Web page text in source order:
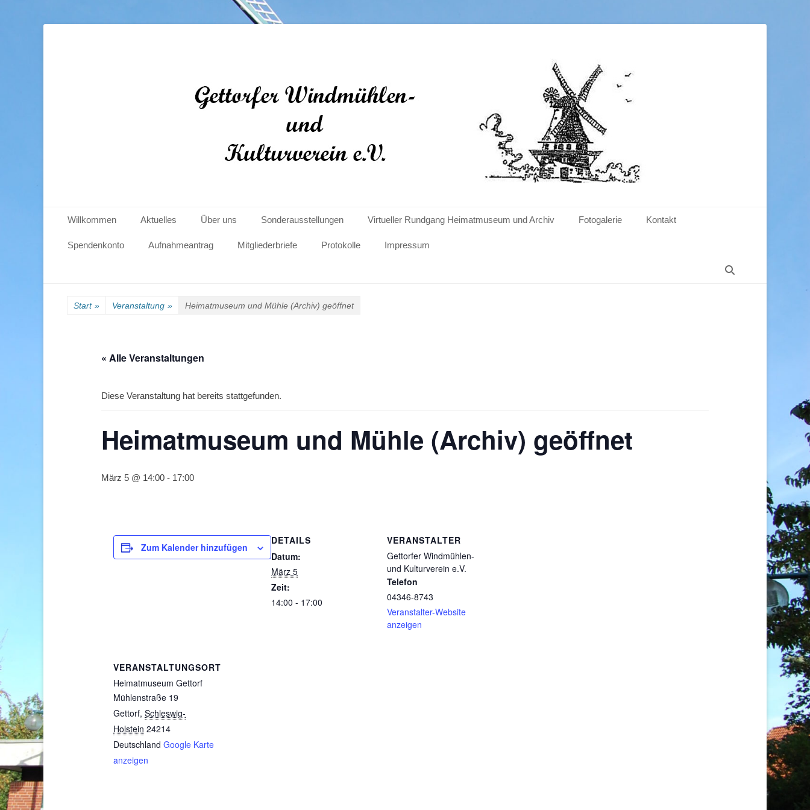
Gettorfer Windmühlen- und Kulturverein e.V.
Primäres Menü
Inhalt
springen
Willkommen Aktuelles Über uns Sonderausstellungen Virtueller Rundgang Heimatmuseum und Archiv Fotogalerie Kontakt
Spendenkonto Aufnahmeantrag Mitgliederbriefe Protokolle
Impressum
Start » Veranstaltung » Heimatmuseum und Mühle (Archiv) geöffnet
« Alle Veranstaltungen
Diese Veranstaltung hat bereits stattgefunden.
Heimatmuseum und Mühle (Archiv) geöffnet
März 5 @ 14:00 - 17:00
Zum Kalender hinzufügen
DETAILS
Datum:
März 5
Zeit:
14:00 - 17:00
VERANSTALTER
Gettorfer Windmühlen-
und Kulturverein e.V.
Telefon
04346-8743
Veranstalter-Website
anzeigen
VERANSTALTUNGSORT
Heimatmuseum Gettorf
Mühlenstraße 19
Gettorf, Schleswig-
Holstein 24214
Deutschland Google Karte
anzeigen